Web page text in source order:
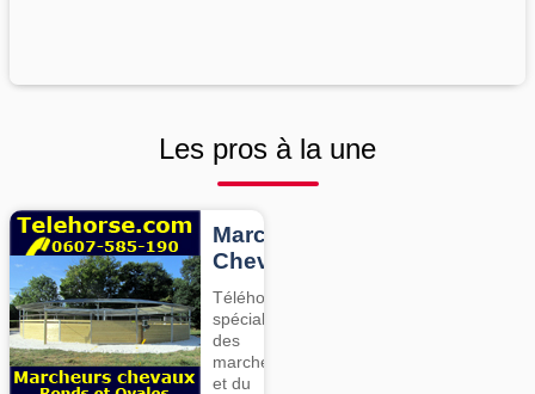
Les pros à la une
Marcheurs
Chevaux
Téléhorse,
spécialiste
des
marcheurs
et du